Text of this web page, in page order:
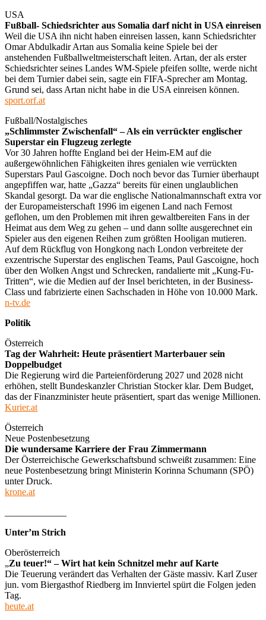
USA
Fußball- Schiedsrichter aus Somalia darf nicht in USA einreisen
Weil die USA ihn nicht haben einreisen lassen, kann Schiedsrichter
Omar Abdulkadir Artan aus Somalia keine Spiele bei der
anstehenden Fußballweltmeisterschaft leiten. Artan, der als erster
Schiedsrichter seines Landes WM-Spiele pfeifen sollte, werde nicht
bei dem Turnier dabei sein, sagte ein FIFA-Sprecher am Montag.
Grund sei, dass Artan nicht habe in die USA einreisen können.
sport.orf.at
Fußball/Nostalgisches
„Schlimmster Zwischenfall“ – Als ein verrückter englischer
Superstar ein Flugzeug zerlegte
Vor 30 Jahren hoffte England bei der Heim-EM auf die
außergewöhnlichen Fähigkeiten ihres genialen wie verrückten
Superstars Paul Gascoigne. Doch noch bevor das Turnier überhaupt
angepfiffen war, hatte „Gazza“ bereits für einen unglaublichen
Skandal gesorgt. Da war die englische Nationalmannschaft extra vor
der Europameisterschaft 1996 im eigenen Land nach Fernost
geflohen, um den Problemen mit ihren gewaltbereiten Fans in der
Heimat aus dem Weg zu gehen – und dann sollte ausgerechnet ein
Spieler aus den eigenen Reihen zum größten Hooligan mutieren.
Auf dem Rückflug von Hongkong nach London verbreitete der
exzentrische Superstar des englischen Teams, Paul Gascoigne, hoch
über den Wolken Angst und Schrecken, randalierte mit „Kung-Fu-
Tritten“, wie die Medien auf der Insel berichteten, in der Business-
Class und fabrizierte einen Sachschaden in Höhe von 10.000 Mark.
n-tv.de
Politik
Österreich
Tag der Wahrheit: Heute präsentiert Marterbauer sein
Doppelbudget
Die Regierung wird die Parteienförderung 2027 und 2028 nicht
erhöhen, stellt Bundeskanzler Christian Stocker klar. Dem Budget,
das der Finanzminister heute präsentiert, spart das wenige Millionen.
Kurier.at
Österreich
Neue Postenbesetzung
Die wundersame Karriere der Frau Zimmermann
Der Österreichische Gewerkschaftsbund schweißt zusammen: Eine
neue Postenbesetzung bringt Ministerin Korinna Schumann (SPÖ)
unter Druck.
krone.at
Unter’m Strich
Oberösterreich
„Zu teuer!“ – Wirt hat kein Schnitzel mehr auf Karte
Die Teuerung verändert das Verhalten der Gäste massiv. Karl Zuser
jun. vom Biergasthof Riedberg im Innviertel spürt die Folgen jeden
Tag.
heute.at